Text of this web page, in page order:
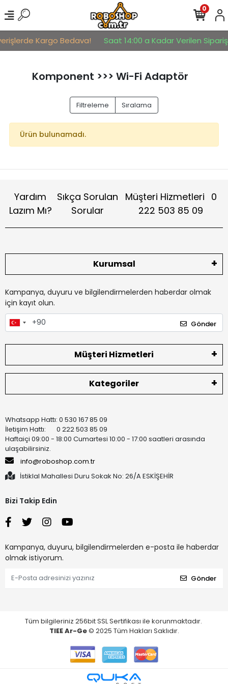
Kargo Bedava! Saat 14:00 a Kadar Verilen
0
Komponent >>> Wi-Fi Adaptör
Filtreleme Sıralama
Ürün bulunamadı.
Yardım
Lazım Mı?
Sıkça Sorulan
Sorular
Müşteri Hizmetleri 0
222 503 85 09
Kurumsal
Kampanya, duyuru ve bilgilendirmelerden haberdar olmak
için kayıt olun.
Gönder
Müşteri Hizmetleri
Kategoriler
Whatsapp Hattı: 0 530 167 85 09
İletişim Hattı: 0 222 503 85 09
Haftaiçi 09:00 - 18:00 Cumartesi 10:00 - 17:00 saatleri arasında
ulaşabilirsiniz.
info@roboshop.com.tr
İstiklal Mahallesi Duru Sokak No: 26/A ESKİŞEHİR
Bizi Takip Edin
Kampanya, duyuru, bilgilendirmelerden e-posta ile haberdar
olmak istiyorum.
Gönder
Tüm bilgileriniz 256bit SSL Sertifikası ile korunmaktadır.
TIEE Ar-Ge© 2025 Tüm Hakları Saklıdır.